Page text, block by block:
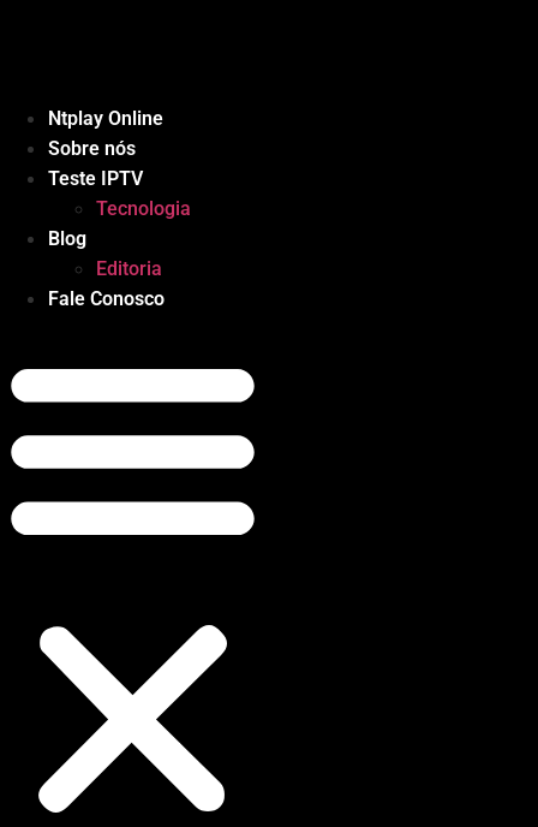
Ntplay Online
Sobre nós
Teste IPTV
Tecnologia
Blog
Editoria
Fale Conosco